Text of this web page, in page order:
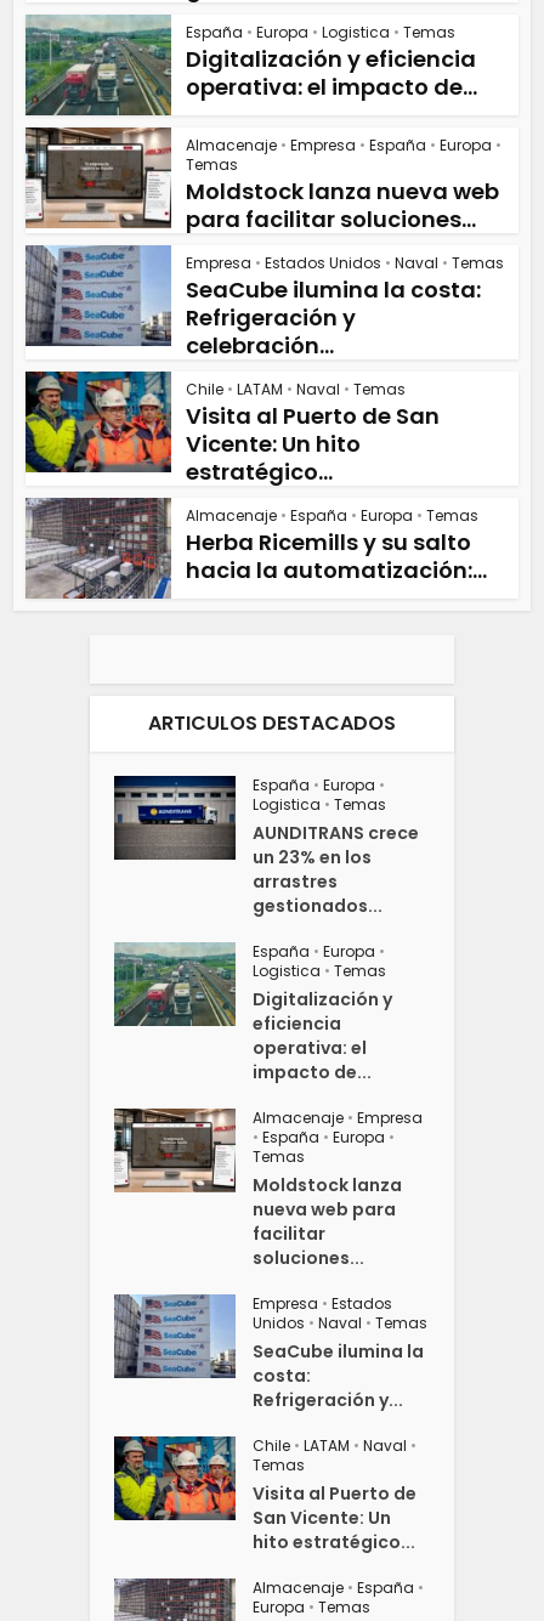
España • Europa • Logistica • Temas
Digitalización y eficiencia
operativa: el impacto de...
Almacenaje • Empresa • España • Europa •
Temas
Moldstock lanza nueva web
para facilitar soluciones...
Empresa • Estados Unidos • Naval • Temas
SeaCube ilumina la costa:
Refrigeración y
celebración...
Chile • LATAM • Naval • Temas
Visita al Puerto de San
Vicente: Un hito
estratégico...
Almacenaje • España • Europa • Temas
Herba Ricemills y su salto
hacia la automatización:...
ARTICULOS DESTACADOS
España • Europa •
Logistica • Temas
AUNDITRANS crece
un 23% en los
arrastres
gestionados...
España • Europa •
Logistica • Temas
Digitalización y
eficiencia
operativa: el
impacto de...
Almacenaje • Empresa
• España • Europa •
Temas
Moldstock lanza
nueva web para
facilitar
soluciones...
Empresa • Estados
Unidos • Naval • Temas
SeaCube ilumina la
costa:
Refrigeración y...
Chile • LATAM • Naval •
Temas
Visita al Puerto de
San Vicente: Un
hito estratégico...
Almacenaje • España •
Europa • Temas